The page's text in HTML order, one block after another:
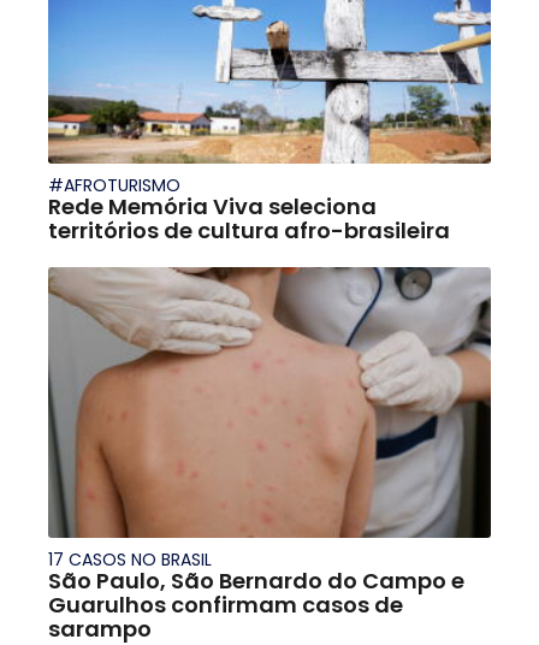
#AFROTURISMO
Rede Memória Viva seleciona
territórios de cultura afro-brasileira
17 CASOS NO BRASIL
São Paulo, São Bernardo do Campo e
Guarulhos confirmam casos de
sarampo